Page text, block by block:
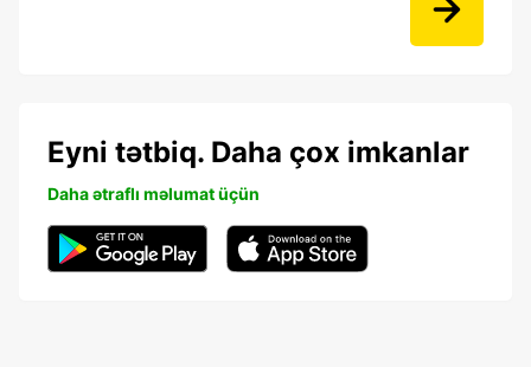
Eyni tətbiq. Daha çox imkanlar
Daha ətraflı məlumat üçün